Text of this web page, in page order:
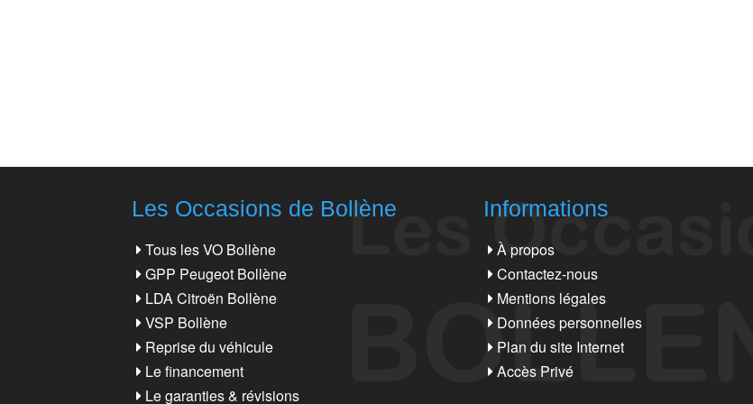
Les Occasions de Bollène
Tous les VO Bollène
GPP Peugeot Bollène
LDA Citroën Bollène
VSP Bollène
Reprise du véhicule
Le financement
Le garanties & révisions
Informations
À propos
Contactez-nous
Mentions légales
Données personnelles
Plan du site Internet
Accès Privé